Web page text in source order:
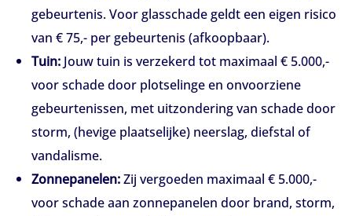
gebeurtenis. Voor glasschade geldt een eigen risico
van € 75,- per gebeurtenis (afkoopbaar).
Tuin: Jouw tuin is verzekerd tot maximaal € 5.000,-
voor schade door plotselinge en onvoorziene
gebeurtenissen, met uitzondering van schade door
storm, (hevige plaatselijke) neerslag, diefstal of
vandalisme.
Zonnepanelen:Zij vergoeden maximaal € 5.000,-
voor schade aan zonnepanelen door brand, storm,